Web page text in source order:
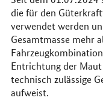
die für den
verwendet werden
Gesamtmasse mehr
Entrichtung der
technisch zulässige
aufweist.